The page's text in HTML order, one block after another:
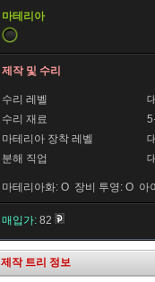
마테리아
제작 및 수리
수리 레벨
수리 재료
5
마테리아 장착 레벨
분해 직업
마테리아화: O 장비 투영: O 아
매입가: 82
제작 트리 정보